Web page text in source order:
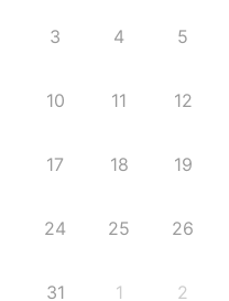
3 4 5
10 11 12
17 18 19
24 25 26
31 1 2